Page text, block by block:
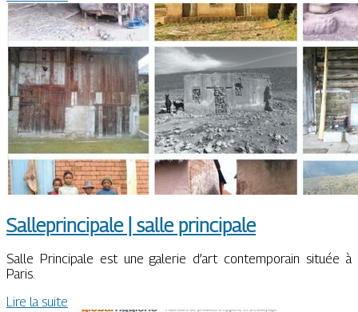
Sal­leprin­cipa­le | salle principale
Salle Principale est une galerie d’art contemporain située à
Paris.
Lire la suite